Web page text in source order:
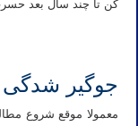
کن تا چند سال بعد
جوگیر شدگی
معمولا موقع شروع